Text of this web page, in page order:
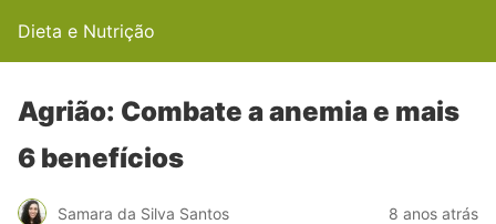
Dieta e Nutrição
Agrião: Combate a anemia e mais
6 benefícios
Samara da Silva Santos 8 anos atrás